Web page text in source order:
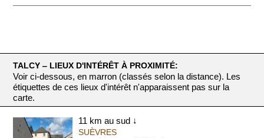
TALCY ‒ LIEUX D'INTÉRÊT À PROXIMITÉ:
Voir ci-dessous, en marron (classés selon la distance). Les
étiquettes de ces lieux d'intérêt n'apparaissent pas sur la
carte.
11 km au sud ↓
SUÈVRES